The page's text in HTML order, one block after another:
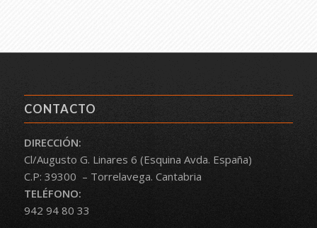
CONTACTO
DIRECCIÓN:
Cl/Augusto G. Linares 6 (Esquina Avda. España)
C.P: 39300 – Torrelavega. Cantabria
TELÉFONO:
942 94 80 33